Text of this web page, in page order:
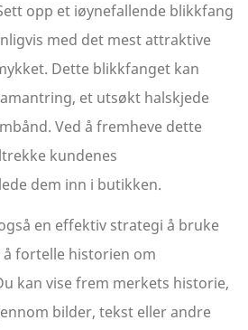
opp et iøynefallende blikkfang
med det mest attraktive
Dette blikkfanget kan
et utsøkt halskjede
Ved å fremheve dette
kundenes
dem inn i butikken.
en effektiv strategi å bruke
fortelle historien om
kan vise frem merkets historie,
bilder, tekst eller andre